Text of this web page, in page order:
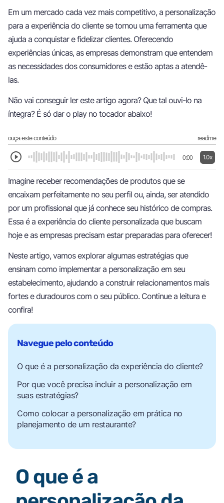
Em um mercado cada vez mais competitivo, a personalização
para a experiência do cliente se tornou uma ferramenta que
ajuda a conquistar e fidelizar clientes. Oferecendo
experiências únicas, as empresas demonstram que entendem
as necessidades dos consumidores e estão aptas a atendê-
las.
Não vai conseguir ler este artigo agora? Que tal ouvi-lo na
íntegra? É só dar o play no tocador abaixo!
ouça este conteúdo readme
0:00 1.0x
Imagine receber recomendações de produtos que se
encaixam perfeitamente no seu perfil ou, ainda, ser atendido
por um profissional que já conhece seu histórico de compras.
Essa é a experiência do cliente personalizada que buscam
hoje e as empresas precisam estar preparadas para oferecer!
Neste artigo, vamos explorar algumas estratégias que
ensinam como implementar a personalização em seu
estabelecimento, ajudando a construir relacionamentos mais
fortes e duradouros com o seu público. Continue a leitura e
confira!
O que é a personalização da experiência do cliente?
Por que você precisa incluir a personalização em
suas estratégias?
Como colocar a personalização em prática no
planejamento de um restaurante?
O que é a